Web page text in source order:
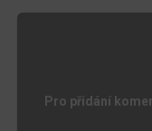
Pro přidání